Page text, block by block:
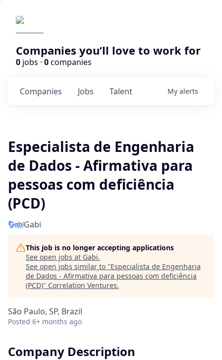
Companies you’ll love to work for
0 jobs · 0companies
Jobs
Companies Talent My alerts
Especialista de Engenharia
de Dados - Afirmativa para
pessoas com deficiência
(PCD)
Gabi
This job is no longer accepting applications
See open jobs at Gabi.
See open jobs similar to "Especialista de Engenharia
de Dados - Afirmativa para pessoas com deficiência
(PCD)" Correlation Ventures.
São Paulo, SP, Brazil
Posted 6+ months ago
Company Description